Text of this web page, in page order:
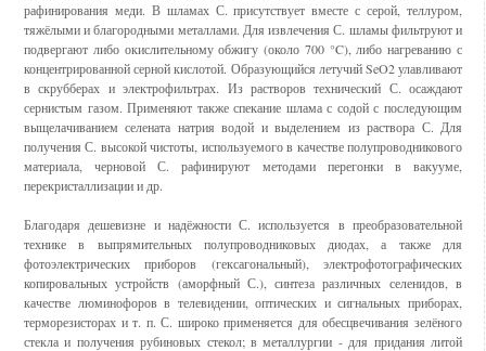
рафинирования меди. В шламах С. присутствует вместе с серой, теллуром,
тяжёлыми и благородными металлами. Для извлечения С. шламы фильтруют и
подвергают либо окислительному обжигу (около 700 °C), либо нагреванию с
концентрированной серной кислотой. Образующийся летучий SeO2 улавливают
в скрубберах и электрофильтрах. Из растворов технический С. осаждают
сернистым газом. Применяют также спекание шлама с содой с последующим
выщелачиванием селената натрия водой и выделением из раствора С. Для
получения С. высокой чистоты, используемого в качестве полупроводникового
материала, черновой С. рафинируют методами перегонки в вакууме,
перекристаллизации и др.
Благодаря дешевизне и надёжности С. используется в преобразовательной
технике в выпрямительных полупроводниковых диодах, а также для
фотоэлектрических приборов (гексагональный), электрофотографических
копировальных устройств (аморфный С.), синтеза различных селенидов, в
качестве люминофоров в телевидении, оптических и сигнальных приборах,
терморезисторах и т. п. С. широко применяется для обесцвечивания зелёного
стекла и получения рубиновых стекол; в металлургии - для придания литой